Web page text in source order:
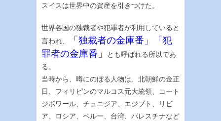
スイスは世界中の資産を引きつけた。
世界各国の独裁者や犯罪者が利用していると
言われ、
「独裁者の金庫番」「犯
罪者の金庫番」
とも呼ばれる所以であ
る。
当時から、噂にのぼる人物は、北朝鮮の金正
日、フィリピンのマルコス元大統領、コート
ジボワール、チュニジア、エジプト、リビ
ア、ロシア、ペルー、台湾、パレスチナなど